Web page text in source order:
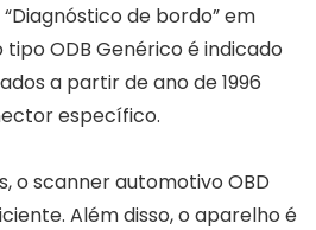
“Diagnóstico de bordo” em
tipo ODB Genérico é indicado
a partir de ano de 1996
específico.
o scanner automotivo OBD
Além disso, o aparelho é